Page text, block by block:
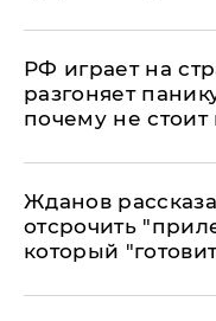
РФ играет на
разгоняет
почему не стоит
Жданов
отсрочить
который